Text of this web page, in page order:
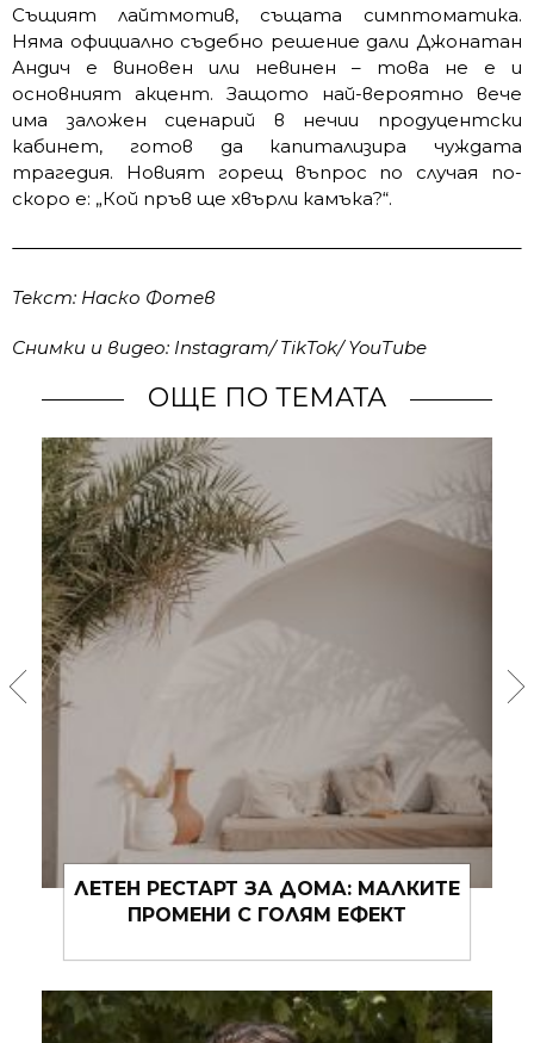
Същият лайтмотив, същата симптоматика.
Няма официално съдебно решение дали Джонатан
Андич е виновен или невинен – това не е и
основният акцент. Защото най-вероятно вече
има заложен сценарий в нечии продуцентски
кабинет, готов да капитализира чуждата
трагедия. Новият горещ въпрос по случая по-
скоро е: „Кой пръв ще хвърли камъка?“.
Текст: Наско Фотев
Снимки и видео: Instagram/ TikTok/ YouTube
ОЩЕ ПО ТЕМАТА
BUTTER YELLOW, CHERRY RED: КАК
ХРАНАТА СЛЕДВА МОДАТА